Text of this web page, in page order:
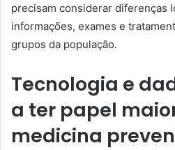
precisam considerar diferenças
informações, exames e
grupos da população.
Tecnologia e
a ter papel
medicina